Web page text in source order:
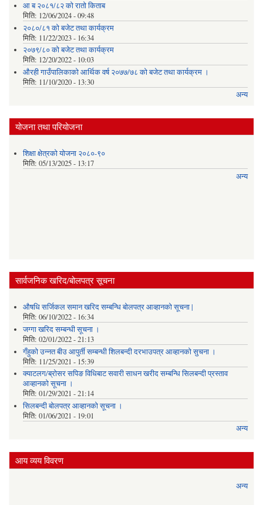
आ ब २०८१/८२ काे राताे किताब
मिति: 12/06/2024 - 09:48
२०८०/८१ को बजेट तथा कार्यक्रम
मिति: 11/22/2023 - 16:34
२०७९/८० को बजेट तथा कार्यक्रम
मिति: 12/20/2022 - 10:03
औरही गाउँपालिकाको आर्थिक वर्ष २०७७/७८ को बजेट तथा कार्यक्रम ।
मिति: 11/10/2020 - 13:30
अन्य
योजना तथा परियोजना
शिक्षा क्षेत्रको योजना २०८०-९०
मिति: 05/13/2025 - 13:17
अन्य
सार्वजनिक खरिद/बोलपत्र सूचना
औषधि सर्जिकल समान खरिद सम्बन्धि बोलपत्र आव्हानको सूचना |
मिति: 06/10/2022 - 16:34
जग्गा खरिद सम्बन्धी सूचना ।
मिति: 02/01/2022 - 21:13
गँहुकाे उन्नत बीउ आपुर्ती सम्बन्धी शिलबन्दी दरभाउपत्र आव्हानकाे सुचना ।
मिति: 11/25/2021 - 15:39
क्याटलग/ब्रोसर सपिङ विधिबाट सवारी साधन खरीद सम्बन्धि सिलबन्दी प्रस्ताव
आव्हानको सूचना ।
मिति: 01/29/2021 - 21:14
सिलबन्दी बोलपत्र आव्हानको सूचना ।
मिति: 01/06/2021 - 19:01
अन्य
आय व्यय विवरण
अन्य